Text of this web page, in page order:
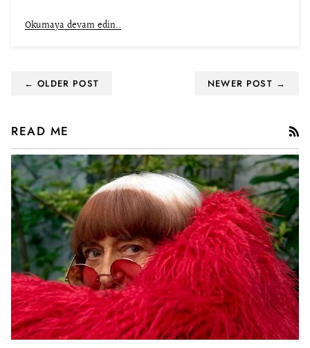
Okumaya devam edin..
← OLDER POST NEWER POST →
READ ME